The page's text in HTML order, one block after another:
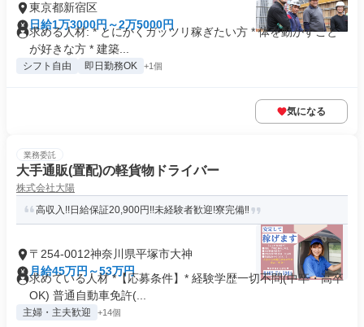
東京都新宿区
日給1万3000円～2万5000円
求める人材: * とにかくガッツリ稼ぎたい方 * 体を動かすこと
が好きな方 * 建築...
シフト自由 即日勤務OK +1個
気になる
業務委託
大手通販(置配)の軽貨物ドライバー
株式会社大陽
高収入!!日給保証20,900円!!未経験者歓迎!寮完備‼︎
〒254-0012神奈川県平塚市大神
月給45万円～53万円
求めている人材 *【応募条件】* 経験学歴一切不問(中卒・高卒
OK) 普通自動車免許(...
主婦・主夫歓迎 +14個